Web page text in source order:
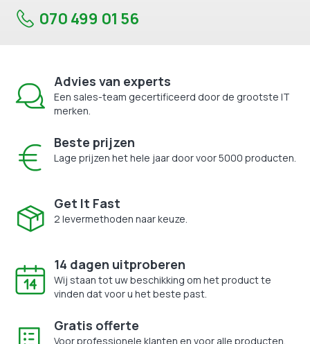
070 499 01 56
Advies van experts
Een sales-team gecertificeerd door de grootste IT
merken.
Beste prijzen
Lage prijzen het hele jaar door voor 5000 producten.
Get It Fast
2 levermethoden naar keuze.
14 dagen uitproberen
Wij staan tot uw beschikking om het product te
vinden dat voor u het beste past.
Gratis offerte
Voor professionele klanten en voor alle producten.